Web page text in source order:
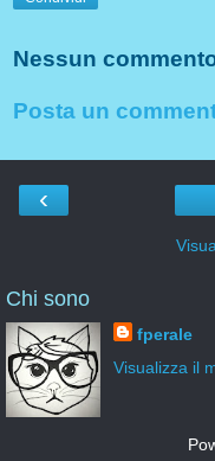
Nessun
Posta un
‹
Chi sono
fperale
Visualizza il